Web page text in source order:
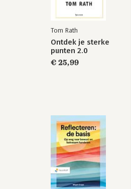
Tom Rath
Ontdek je sterke
punten 2.0
€ 25,99